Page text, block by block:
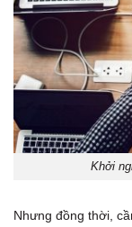
Khởi
Nhưng đồng thời,